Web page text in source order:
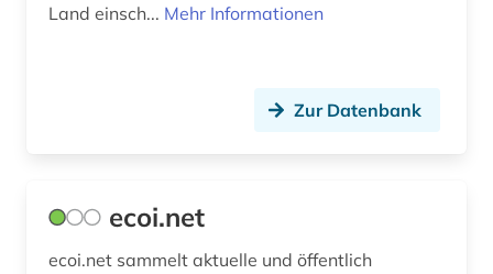
Land einsch... Mehr Informationen
Zur Datenbank
ecoi.net
ecoi.net sammelt aktuelle und öffentlich